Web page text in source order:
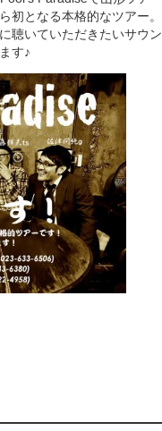
初となる本格的なツアー。
聴いていただきたいサウン
す♪